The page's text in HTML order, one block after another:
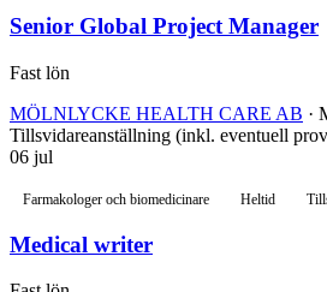
Senior Global Project Manager
Fast lön
MÖLNLYCKE HEALTH CARE AB ·
Tillsvidareanställning (inkl. eventuell
06 jul
Farmakologer och biomedicinare Heltid
Medical writer